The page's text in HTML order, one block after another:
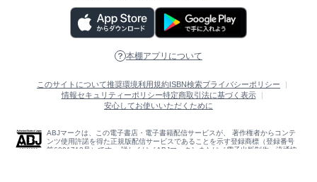
本棚アプリについて
このサイトについて推奨環境利用規約 ISBN検索プライバシーポリシー
情報セキュリティーポリシー特定商取引法に基づく表示
安心してお使いいただくために
ABJマークは、この電子書店・電子書籍配信サービスが、 著作権者からコンテ
ンツ使用許諾を得た正規版配信サービスであることを示す登録商標（登録番号
第6091713号）です。 詳しくは［ABJマーク］または［電子出版制作・流通協